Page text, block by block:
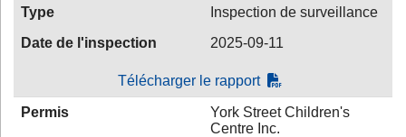
Type
Inspection de surveillance
Date de l'inspection
2025-09-11
Télécharger le rapport
Permis
York Street Children's
Centre Inc.